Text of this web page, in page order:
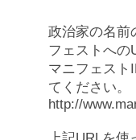
政治家の名前
フェストへの
マニフェスト
てください。
http://